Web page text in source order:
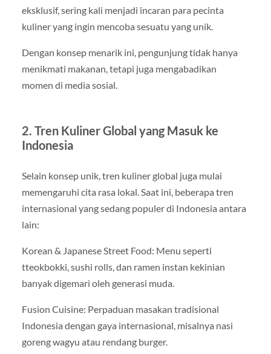
eksklusif, sering kali menjadi incaran para pecinta
kuliner yang ingin mencoba sesuatu yang unik.
Dengan konsep menarik ini, pengunjung tidak hanya
menikmati makanan, tetapi juga mengabadikan
momen di media sosial.
2. Tren Kuliner Global yang Masuk ke
Indonesia
Selain konsep unik, tren kuliner global juga mulai
memengaruhi cita rasa lokal. Saat ini, beberapa tren
internasional yang sedang populer di Indonesia antara
lain:
Korean & Japanese Street Food: Menu seperti
tteokbokki, sushi rolls, dan ramen instan kekinian
banyak digemari oleh generasi muda.
Fusion Cuisine: Perpaduan masakan tradisional
Indonesia dengan gaya internasional, misalnya nasi
goreng wagyu atau rendang burger.